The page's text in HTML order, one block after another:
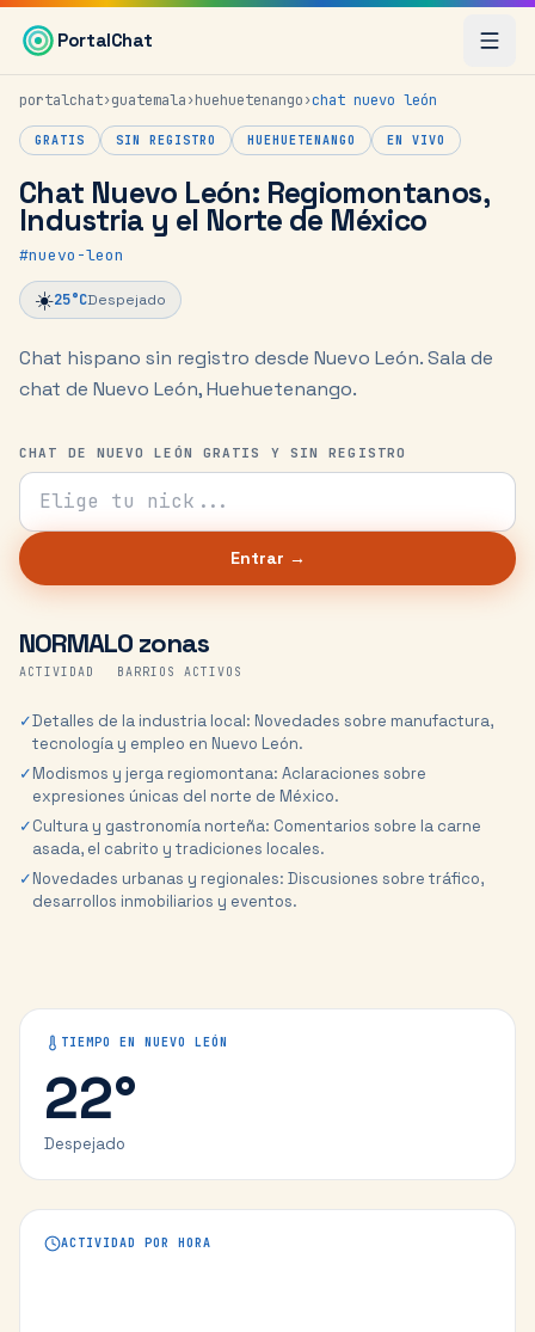
Saltar al contenido principal
PortalChat
portalchat›guatemala›huehuetenango›chat nuevo león
GRATIS SIN REGISTRO HUEHUETENANGO EN VIVO
Chat Nuevo León: Regiomontanos,
Industria y el Norte de México
#nuevo-leon
☀️25°CDespejado
Chat hispano sin registro desde Nuevo León.Sala de
chat de Nuevo León, Huehuetenango.
CHAT DE NUEVO LEÓN GRATIS Y SIN REGISTRO
Tu nick para el chat
Entrar →
NORMAL
ACTIVIDAD
0 zonas
BARRIOS ACTIVOS
✓Detalles de la industria local: Novedades sobre manufactura,
tecnología y empleo en Nuevo León.
✓Modismos y jerga regiomontana: Aclaraciones sobre
expresiones únicas del norte de México.
✓Cultura y gastronomía norteña: Comentarios sobre la carne
asada, el cabrito y tradiciones locales.
✓Novedades urbanas y regionales: Discusiones sobre tráfico,
desarrollos inmobiliarios y eventos.
TIEMPO EN NUEVO LEÓN
22°
Despejado
ACTIVIDAD POR HORA